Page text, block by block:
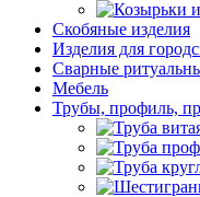
Скобяные изделия
Изделия для
Сварные
Мебель
Трубы, профиль,